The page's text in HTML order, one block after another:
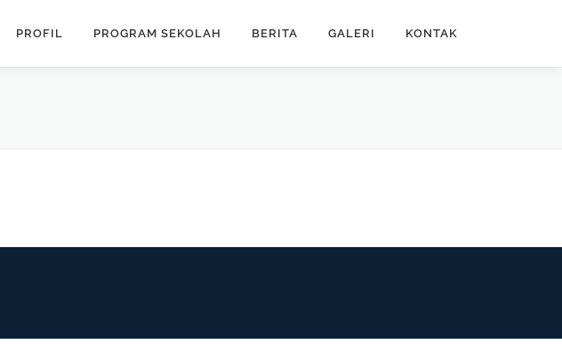
PROFIL PROGRAM SEKOLAH BERITA GALERI KONTAK